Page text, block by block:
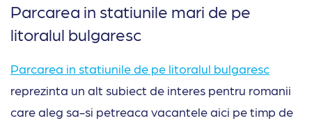
Parcarea in statiunile mari de pe
litoralul bulgaresc
Parcarea in statiunile de pe litoralul bulgaresc
reprezinta un alt subiect de interes pentru romanii
care aleg sa-si petreaca vacantele aici pe timp de